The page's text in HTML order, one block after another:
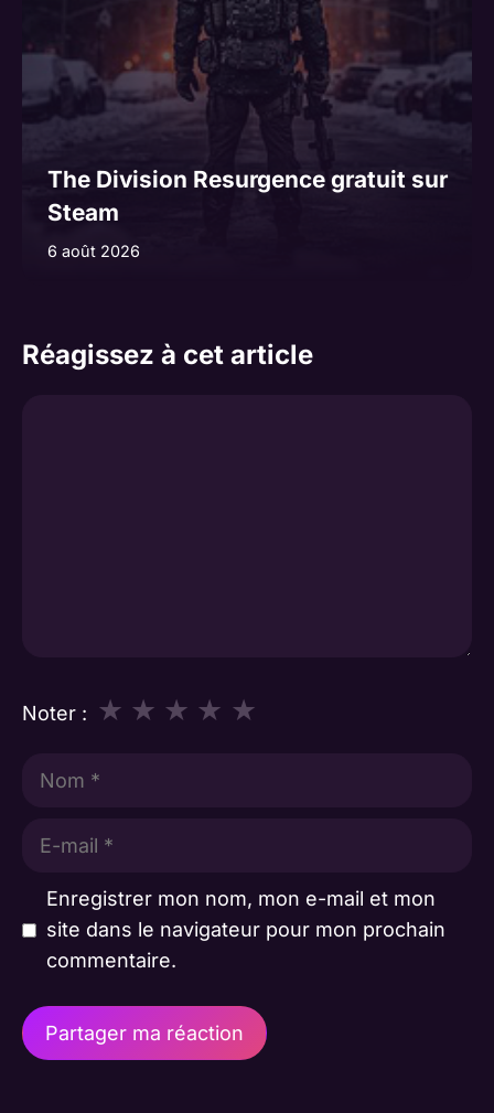
The Division Resurgence gratuit sur
Steam
6 août 2026
Réagissez à cet article
Noter : ★
★
★
★
★
Enregistrer mon nom, mon e-mail et mon
site dans le navigateur pour mon prochain
commentaire.